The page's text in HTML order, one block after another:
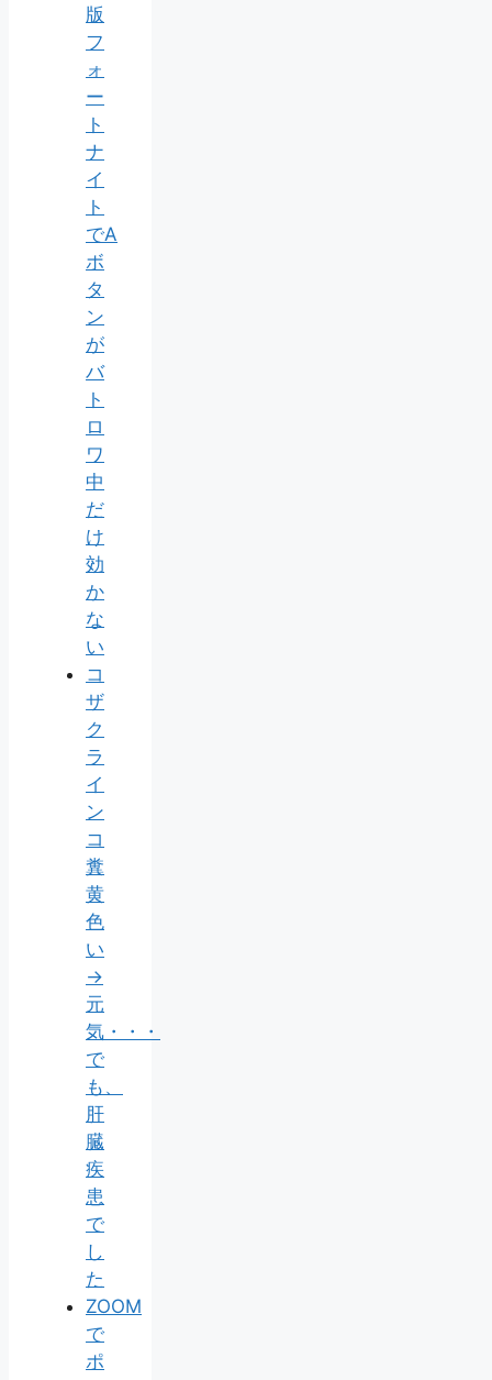
版
フ
ォ
ー
ト
ナ
イ
ト
でA
ボ
タ
ン
が
バ
ト
ロ
ワ
中
だ
け
効
か
な
い
コ
ザ
ク
ラ
イ
ン
コ
糞
黄
色
い
→
元
気・・・
で
も、
肝
臓
疾
患
で
し
た
ZOOM
で
ポ